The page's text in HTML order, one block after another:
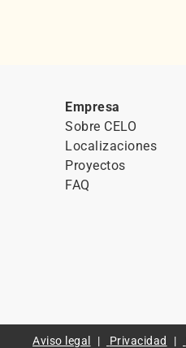
Empresa
Sobre CELO
Localizaciones
Proyectos
FAQ
Aviso legal Privacidad